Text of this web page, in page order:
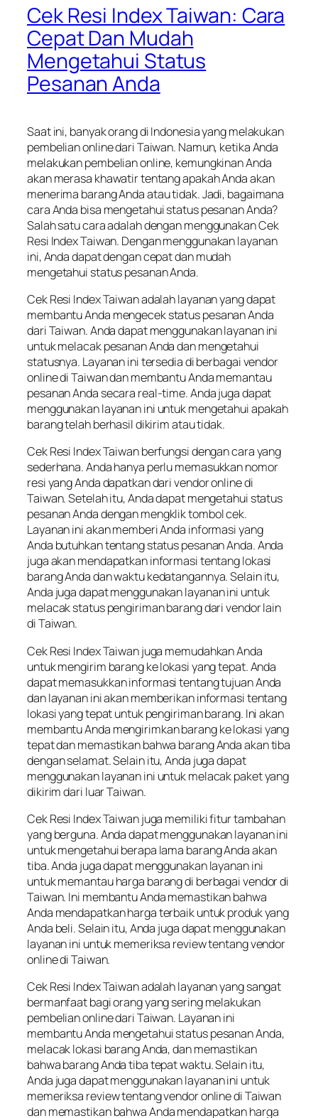
Cek Resi Index Taiwan: Cara
Cepat Dan Mudah
Mengetahui Status
Pesanan Anda
Saat ini, banyak orang di Indonesia yang melakukan
pembelian online dari Taiwan. Namun, ketika Anda
melakukan pembelian online, kemungkinan Anda
akan merasa khawatir tentang apakah Anda akan
menerima barang Anda atau tidak. Jadi, bagaimana
cara Anda bisa mengetahui status pesanan Anda?
Salah satu cara adalah dengan menggunakan Cek
Resi Index Taiwan. Dengan menggunakan layanan
ini, Anda dapat dengan cepat dan mudah
mengetahui status pesanan Anda.
Cek Resi Index Taiwan adalah layanan yang dapat
membantu Anda mengecek status pesanan Anda
dari Taiwan. Anda dapat menggunakan layanan ini
untuk melacak pesanan Anda dan mengetahui
statusnya. Layanan ini tersedia di berbagai vendor
online di Taiwan dan membantu Anda memantau
pesanan Anda secara real-time. Anda juga dapat
menggunakan layanan ini untuk mengetahui apakah
barang telah berhasil dikirim atau tidak.
Cek Resi Index Taiwan berfungsi dengan cara yang
sederhana. Anda hanya perlu memasukkan nomor
resi yang Anda dapatkan dari vendor online di
Taiwan. Setelah itu, Anda dapat mengetahui status
pesanan Anda dengan mengklik tombol cek.
Layanan ini akan memberi Anda informasi yang
Anda butuhkan tentang status pesanan Anda. Anda
juga akan mendapatkan informasi tentang lokasi
barang Anda dan waktu kedatangannya. Selain itu,
Anda juga dapat menggunakan layanan ini untuk
melacak status pengiriman barang dari vendor lain
di Taiwan.
Cek Resi Index Taiwan juga memudahkan Anda
untuk mengirim barang ke lokasi yang tepat. Anda
dapat memasukkan informasi tentang tujuan Anda
dan layanan ini akan memberikan informasi tentang
lokasi yang tepat untuk pengiriman barang. Ini akan
membantu Anda mengirimkan barang ke lokasi yang
tepat dan memastikan bahwa barang Anda akan tiba
dengan selamat. Selain itu, Anda juga dapat
menggunakan layanan ini untuk melacak paket yang
dikirim dari luar Taiwan.
Cek Resi Index Taiwan juga memiliki fitur tambahan
yang berguna. Anda dapat menggunakan layanan ini
untuk mengetahui berapa lama barang Anda akan
tiba. Anda juga dapat menggunakan layanan ini
untuk memantau harga barang di berbagai vendor di
Taiwan. Ini membantu Anda memastikan bahwa
Anda mendapatkan harga terbaik untuk produk yang
Anda beli. Selain itu, Anda juga dapat menggunakan
layanan ini untuk memeriksa review tentang vendor
online di Taiwan.
Cek Resi Index Taiwan adalah layanan yang sangat
bermanfaat bagi orang yang sering melakukan
pembelian online dari Taiwan. Layanan ini
membantu Anda mengetahui status pesanan Anda,
melacak lokasi barang Anda, dan memastikan
bahwa barang Anda tiba tepat waktu. Selain itu,
Anda juga dapat menggunakan layanan ini untuk
memeriksa review tentang vendor online di Taiwan
dan memastikan bahwa Anda mendapatkan harga